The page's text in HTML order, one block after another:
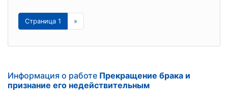
Страница 1 »
Информация о работе Прекращение брака и
признание его недействительным